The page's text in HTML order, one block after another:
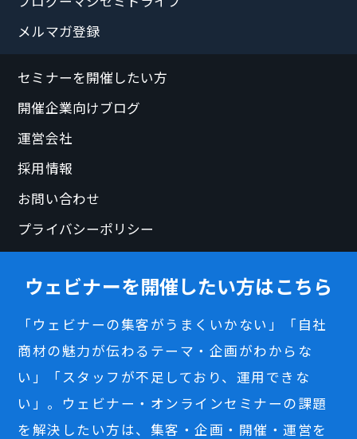
メルマガ登録
セミナーを開催したい方
開催企業向けブログ
運営会社
採用情報
お問い合わせ
プライバシーポリシー
ウェビナーを開催したい方はこちら
「ウェビナーの集客がうまくいかない」「自社
商材の魅力が伝わるテーマ・企画がわからな
い」「スタッフが不足しており、運用できな
い」。ウェビナー・オンラインセミナーの課題
を解決したい方は、集客・企画・開催・運営を